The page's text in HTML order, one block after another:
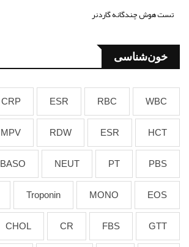
تست هوش چندگانه گاردنر
خون‌شناسی
WBC
RBC
ESR
CRP
HCT
ESR
RDW
MPV
PBS
PT
NEUT
BASO
EOS
MONO
Troponin
GTT
FBS
CR
CHOL